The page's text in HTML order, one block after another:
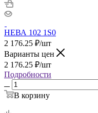
НЕВА 102 1S0
2 176.25 ₽/шт
Варианты цен
2 176.25 ₽/шт
Подробности
В корзину